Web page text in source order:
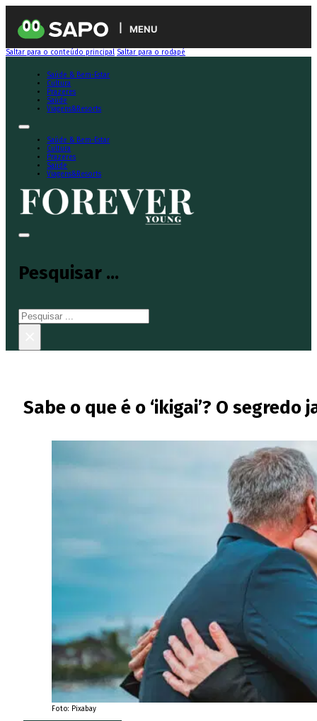
MENU
Saltar para o conteúdo principal Saltar para o rodapé
Saúde & Bem-Estar
Cultura
Prazeres
Saúde
Viagens&Resorts
Saúde & Bem-Estar
Cultura
Prazeres
Saúde
Viagens&Resorts
Pesquisar ...
Pesquisar
Sabe o que é o ‘ikigai’? O
Foto: Pixabay